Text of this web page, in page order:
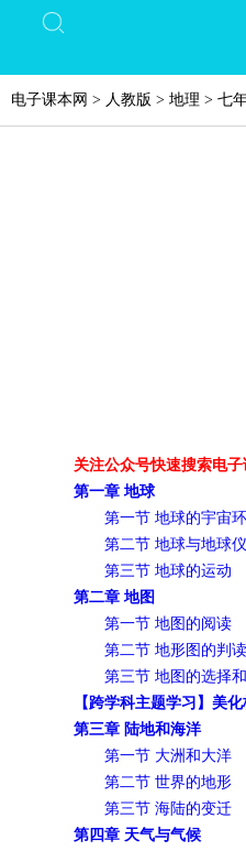
电子课本网 > 人教版 > 地理 > 七
关注公众号快速搜索电
第一章 地球
第一节 地球的宇宙
第二节 地球与地球仪
第三节 地球的运动
第二章 地图
第一节 地图的阅读
第二节 地形图的判读
第三节 地图的选择
【跨学科主题学习】美化
第三章 陆地和海洋
第一节 大洲和大洋
第二节 世界的地形
第三节 海陆的变迁
第四章 天气与气候